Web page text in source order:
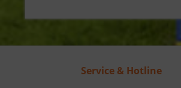
Service & Hotline